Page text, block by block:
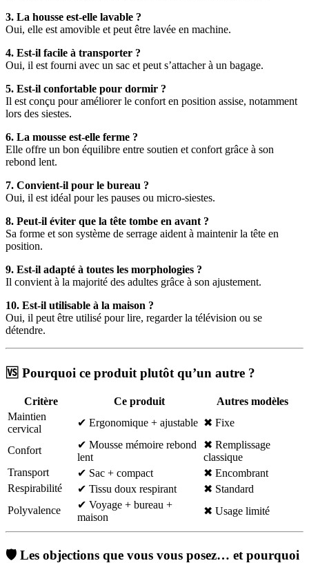
3. La housse est-elle lavable ?
Oui, elle est amovible et peut être lavée en machine.
4. Est-il facile à transporter ?
Oui, il est fourni avec un sac et peut s’attacher à un bagage.
5. Est-il confortable pour dormir ?
Il est conçu pour améliorer le confort en position assise, notamment
lors des siestes.
6. La mousse est-elle ferme ?
Elle offre un bon équilibre entre soutien et confort grâce à son
rebond lent.
7. Convient-il pour le bureau ?
Oui, il est idéal pour les pauses ou micro-siestes.
8. Peut-il éviter que la tête tombe en avant ?
Sa forme et son système de serrage aident à maintenir la tête en
position.
9. Est-il adapté à toutes les morphologies ?
Il convient à la majorité des adultes grâce à son ajustement.
10. Est-il utilisable à la maison ?
Oui, il peut être utilisé pour lire, regarder la télévision ou se
détendre.
🆚 Pourquoi ce produit plutôt qu’un autre ?
Critère Ce produit
Autres modèles
Maintien
cervical
✔ Ergonomique + ajustable ✖ Fixe
Confort
✔ Mousse mémoire rebond
lent
✖ Remplissage
classique
Transport
✔ Sac + compact
✖ Encombrant
Respirabilité
✔ Tissu doux respirant
✖ Standard
Polyvalence
✔ Voyage + bureau +
maison
✖ Usage limité
🛡️ Les objections que vous vous posez… et pourquoi